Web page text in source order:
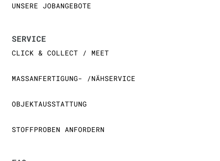
UNSERE JOBANGEBOTE
SERVICE
CLICK & COLLECT / MEET
MASSANFERTIGUNG- /NÄHSERVICE
OBJEKTAUSSTATTUNG
STOFFPROBEN ANFORDERN